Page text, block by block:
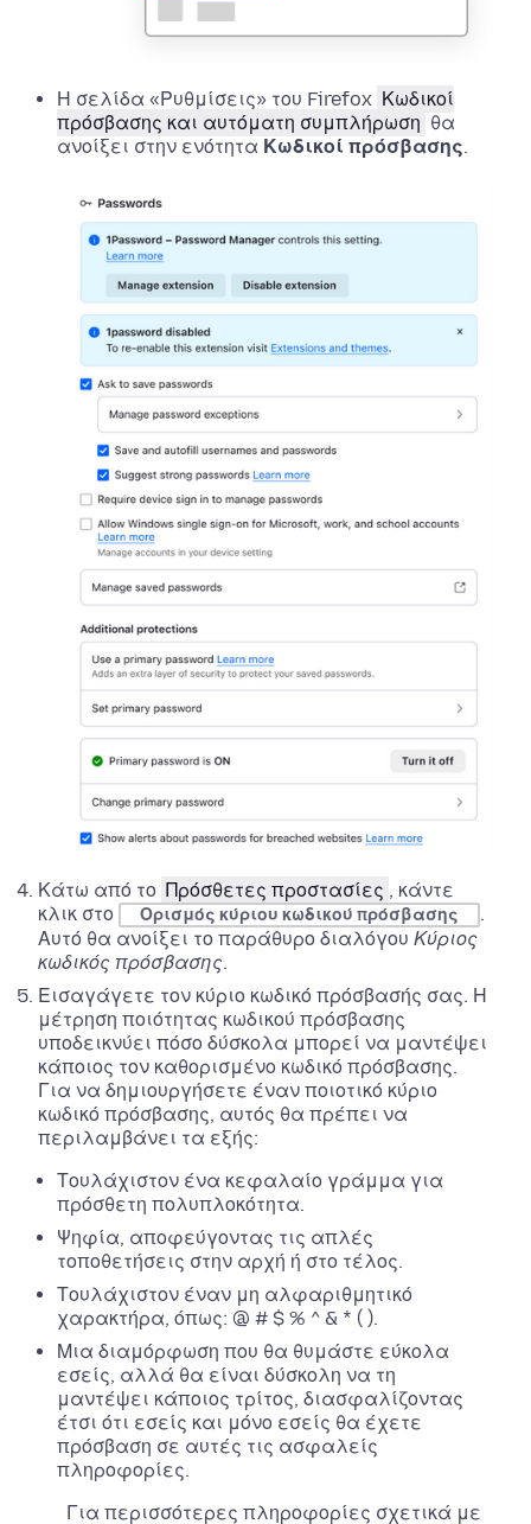
Η σελίδα « Ρυθμίσεις» του Firefox Κωδικοί
πρόσβασης και αυτόματη συμπλήρωση θα
ανοίξει στην ενότητα Κωδικοί πρόσβασης.
Κάτω από το Πρόσθετες προστασίες , κάντε
κλικ στο
Ορισμός κύριου κωδικού πρόσβασης
.
Αυτό θα ανοίξει το παράθυρο διαλόγου Κύριος
κωδικός πρόσβασης.
Εισαγάγετε τον κύριο κωδικό πρόσβασής σας. Η
μέτρηση ποιότητας κωδικού πρόσβασης
υποδεικνύει πόσο δύσκολα μπορεί να μαντέψει
κάποιος τον καθορισμένο κωδικό πρόσβασης.
Για να δημιουργήσετε έναν ποιοτικό κύριο
κωδικό πρόσβασης, αυτός θα πρέπει να
περιλαμβάνει τα εξής:
Τουλάχιστον ένα κεφαλαίο γράμμα για
πρόσθετη πολυπλοκότητα.
Ψηφία, αποφεύγοντας τις απλές
τοποθετήσεις στην αρχή ή στο τέλος.
Τουλάχιστον έναν μη αλφαριθμητικό
χαρακτήρα, όπως: @ # $ % ^ & * ( ).
Μια διαμόρφωση που θα θυμάστε εύκολα
εσείς, αλλά θα είναι δύσκολη να τη
μαντέψει κάποιος τρίτος, διασφαλίζοντας
έτσι ότι εσείς και μόνο εσείς θα έχετε
πρόσβαση σε αυτές τις ασφαλείς
πληροφορίες.
Για περισσότερες πληροφορίες σχετικά με